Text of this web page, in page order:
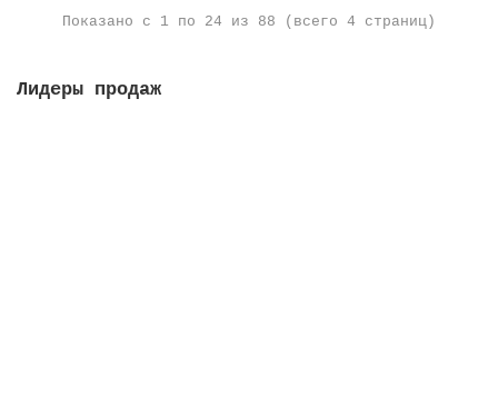
Показано с 1 по 24 из 88 (всего 4 страниц)
Лидеры продаж